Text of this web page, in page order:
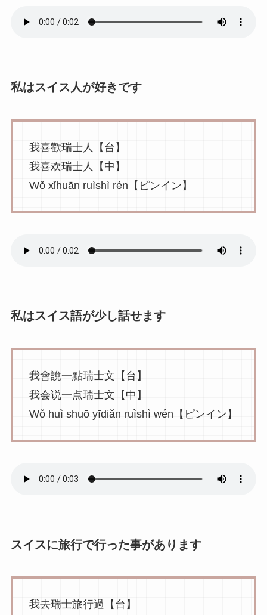
私はスイス人が好きです
我喜歡瑞士人【台】
我喜欢瑞士人【中】
Wǒ xǐhuān ruìshì rén【ピンイン】
私はスイス語が少し話せます
我會說一點瑞士文【台】
我会说一点瑞士文【中】
Wǒ huì shuō yīdiǎn ruìshì wén【ピンイン】
スイスに旅行で行った事があります
我去瑞士旅行過【台】